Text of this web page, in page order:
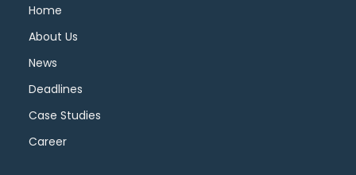
Home
About Us
News
Deadlines
Case Studies
Career